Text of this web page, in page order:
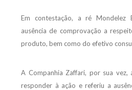
Em contestação, a ré Mondelez
ausência de comprovação a
produto, bem como do efetivo
A Companhia Zaffari, por sua vez,
responder à ação e referiu a